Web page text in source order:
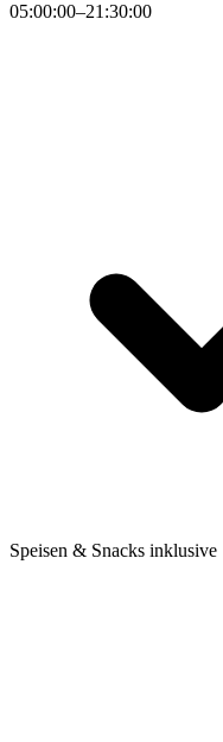
05:00:00–21:30:00
Speisen & Snacks inklusive